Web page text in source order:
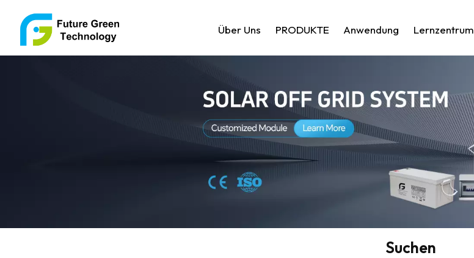
Über Uns PRODUKTE Anwendung Lernzentrum
Suchen